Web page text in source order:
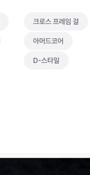
크로스 프레임 걸
아머드코어
D-스타일